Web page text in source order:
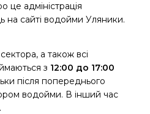
адміністрація
на сайті водойми Уляники.
а також всі
з 12:00 до 17:00
після попереднього
водойми. В інший час